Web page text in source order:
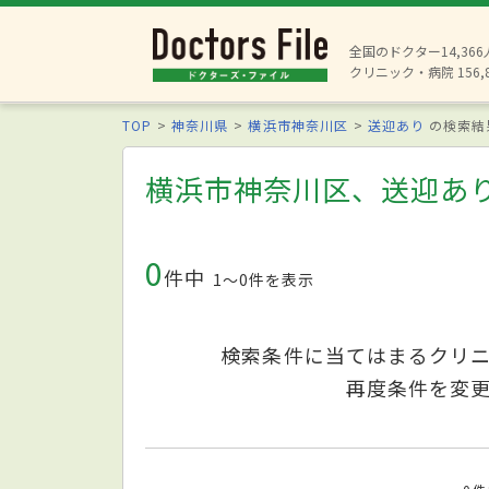
全国のドクター14,366
クリニック・病院
TOP 神奈川県 横浜市神奈川区 送迎あり の検索
横浜市神奈川区、送迎あ
0件中 1〜0件を表示
検索条件に当てはまるクリ
再度条件を変